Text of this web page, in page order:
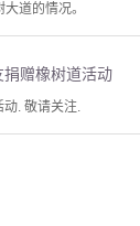
道的情况。
赠橡树道活动
. 敬请关注.